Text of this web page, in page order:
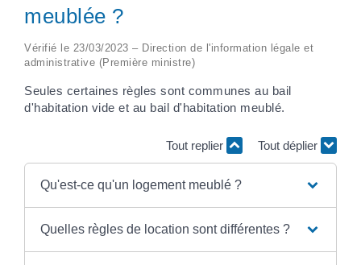
meublée ?
Vérifié le 23/03/2023 – Direction de l'information légale et
administrative (Première ministre)
Seules certaines règles sont communes au bail
d'habitation vide et au bail d'habitation meublé.
Tout replier Tout déplier
Qu'est-ce qu'un logement meublé ?
Quelles règles de location sont différentes ?